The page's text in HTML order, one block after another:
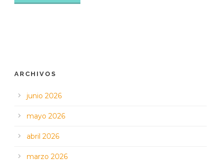
ARCHIVOS
junio 2026
mayo 2026
abril 2026
marzo 2026